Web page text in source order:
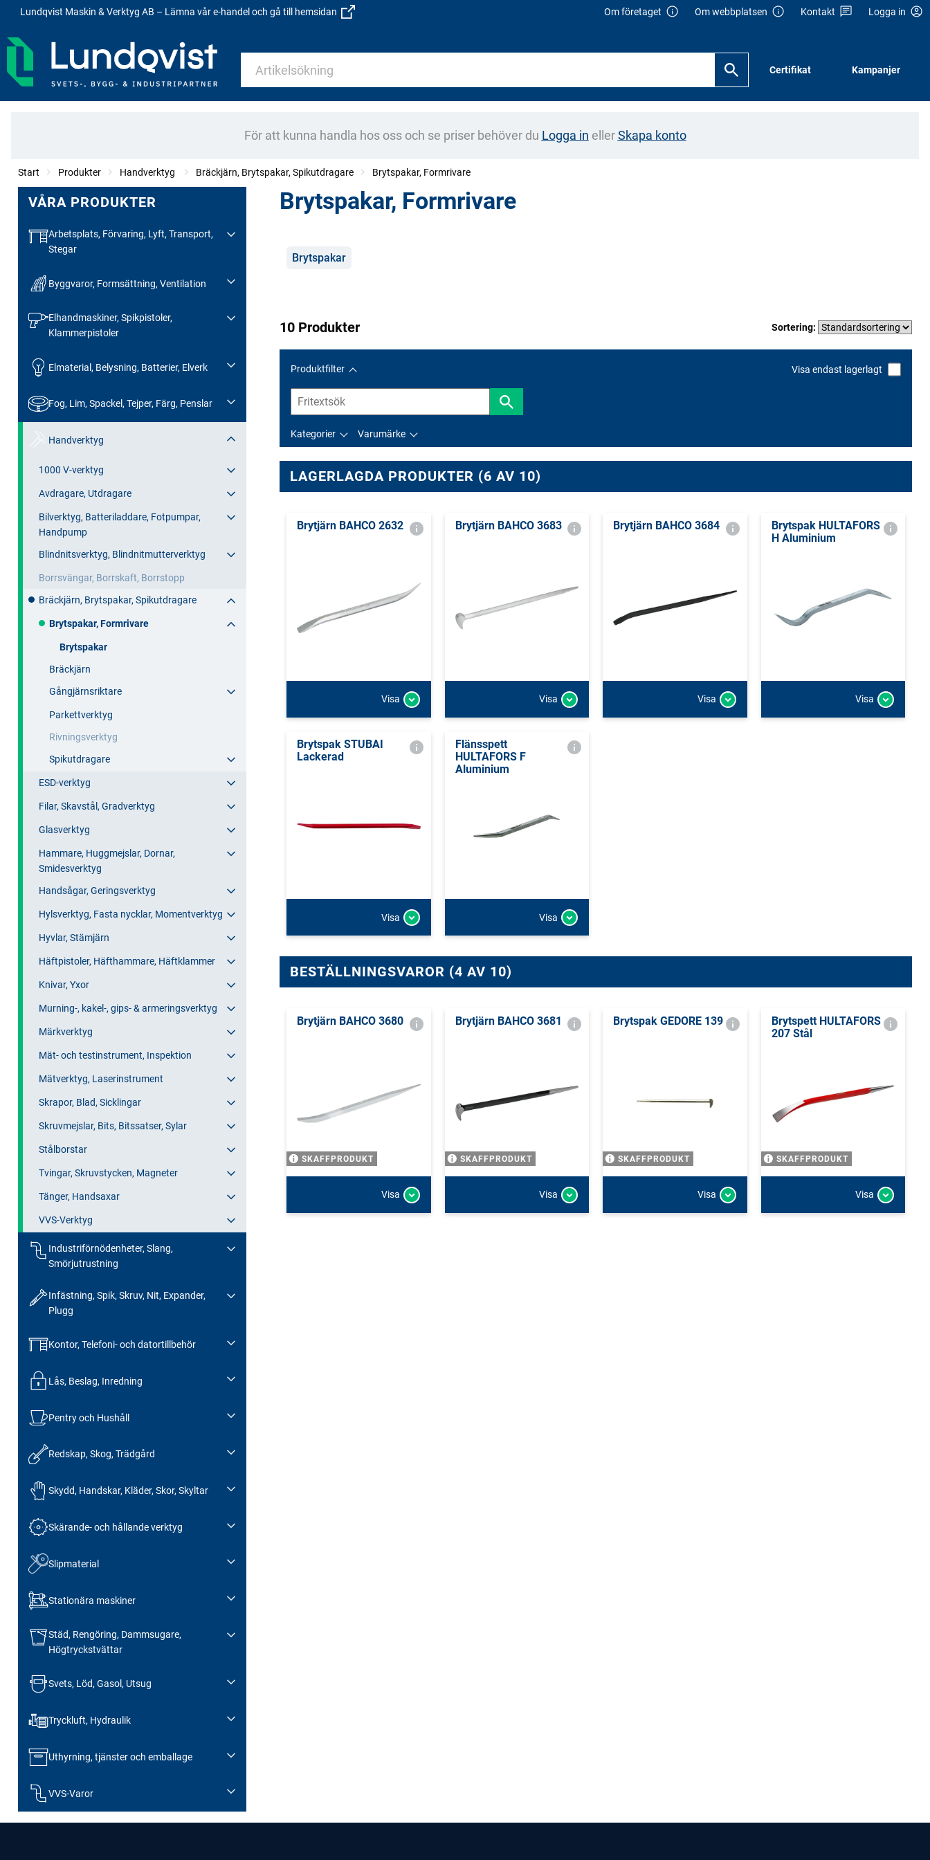
Lundqvist Maskin & Verktyg AB – Lämna vår e-handel och gå till hemsidan Om företaget Om webbplatsen Kontakt Logga in
Certifikat Kampanjer
För att kunna handla hos oss och se priser behöver du Logga in ellerSkapa konto
Start Produkter Handverktyg Bräckjärn, Brytspakar, Spikutdragare Brytspakar, Formrivare
VÅRA PRODUKTER
Arbetsplats, Förvaring, Lyft, Transport,
Stegar
Byggvaror, Formsättning, Ventilation
Elhandmaskiner, Spikpistoler,
Klammerpistoler
Elmaterial, Belysning, Batterier, Elverk
Fog, Lim, Spackel, Tejper, Färg, Penslar
Handverktyg
1000 V-verktyg
Avdragare, Utdragare
Bilverktyg, Batteriladdare, Fotpumpar,
Handpump
Blindnitsverktyg, Blindnitmutterverktyg
Borrsvängar, Borrskaft, Borrstopp
Bräckjärn, Brytspakar, Spikutdragare
Brytspakar, Formrivare
Brytspakar
Bräckjärn
Gångjärnsriktare
Parkettverktyg
Rivningsverktyg
Spikutdragare
ESD-verktyg
Filar, Skavstål, Gradverktyg
Glasverktyg
Hammare, Huggmejslar, Dornar,
Smidesverktyg
Handsågar, Geringsverktyg
Hylsverktyg, Fasta nycklar, Momentverktyg
Hyvlar, Stämjärn
Häftpistoler, Häfthammare, Häftklammer
Knivar, Yxor
Murning-, kakel-, gips- & armeringsverktyg
Märkverktyg
Mät- och testinstrument, Inspektion
Mätverktyg, Laserinstrument
Skrapor, Blad, Sicklingar
Skruvmejslar, Bits, Bitssatser, Sylar
Stålborstar
Tvingar, Skruvstycken, Magneter
Tänger, Handsaxar
VVS-Verktyg
Industriförnödenheter, Slang,
Smörjutrustning
Infästning, Spik, Skruv, Nit, Expander,
Plugg
Kontor, Telefoni- och datortillbehör
Lås, Beslag, Inredning
Pentry och Hushåll
Redskap, Skog, Trädgård
Skydd, Handskar, Kläder, Skor, Skyltar
Skärande- och hållande verktyg
Slipmaterial
Stationära maskiner
Städ, Rengöring, Dammsugare,
Högtryckstvättar
Svets, Löd, Gasol, Utsug
Tryckluft, Hydraulik
Uthyrning, tjänster och emballage
VVS-Varor
Brytspakar, Formrivare
Kategorier
Brytspakar
10 Produkter Sortering:
Produktfilter Visa endast lagerlagt
Kategorier Varumärke
LAGERLAGDA PRODUKTER (6 AV 10)
Brytjärn BAHCO 2632
Visa
Brytjärn BAHCO 3683
Visa
Brytjärn BAHCO 3684
Visa
Brytspak HULTAFORS
H Aluminium
Visa
Brytspak STUBAI
Lackerad
Visa
Flänsspett
HULTAFORS F
Aluminium
Visa
BESTÄLLNINGSVAROR (4 AV 10)
Brytjärn BAHCO 3680
SKAFFPRODUKT
Visa
Brytjärn BAHCO 3681
SKAFFPRODUKT
Visa
Brytspak GEDORE 139
SKAFFPRODUKT
Visa
Brytspett HULTAFORS
207 Stål
SKAFFPRODUKT
Visa